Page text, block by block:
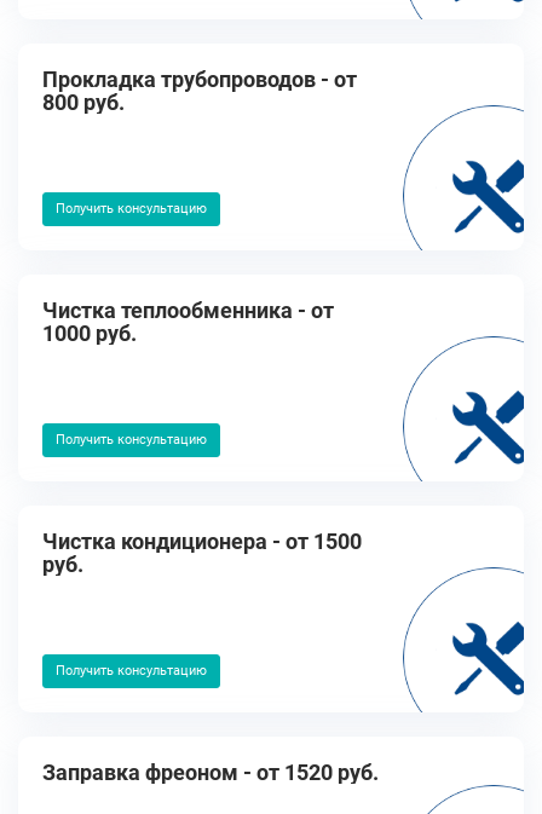
Прокладка трубопроводов - от
800 руб.
Получить консультацию
Чистка теплообменника - от
1000 руб.
Получить консультацию
Чистка кондиционера - от 1500
руб.
Получить консультацию
Заправка фреоном - от 1520 руб.